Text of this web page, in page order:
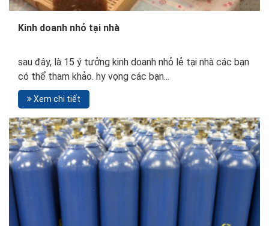
Kinh doanh nhỏ tại nhà
sau đây, là 15 ý tưởng kinh doanh nhỏ lẻ tại nhà các bạn
có thể tham khảo. hy vọng các bạn...
Xem chi tiết